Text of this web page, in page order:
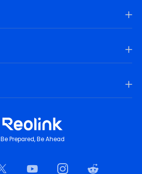
Be Prepared, Be Ahead